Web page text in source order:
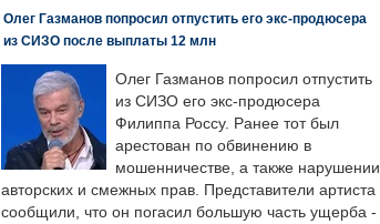
Олег Газманов попросил отпустить его экс-продюсера
из СИЗО после выплаты 12 млн
Олег Газманов попросил отпустить
из СИЗО его экс-продюсера
Филиппа Россу. Ранее тот был
арестован по обвинению в
мошенничестве, а также нарушении
авторских и смежных прав. Представители артиста
сообщили, что он погасил большую часть ущерба -